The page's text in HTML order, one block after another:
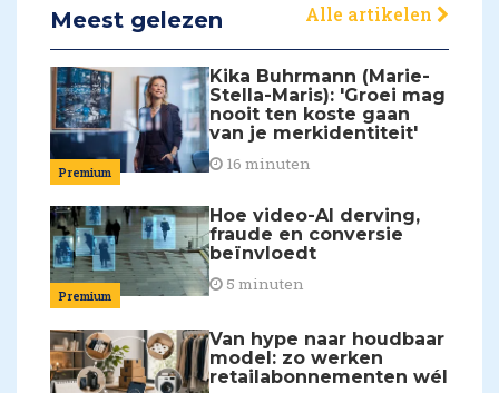
Meest gelezen Alle artikelen
Premium
Kika Buhrmann (Marie-
Stella-Maris): 'Groei mag
nooit ten koste gaan
van je merkidentiteit'
16 minuten
Premium
Hoe video-AI derving,
fraude en conversie
beïnvloedt
5 minuten
Van hype naar houdbaar
model: zo werken
retailabonnementen wél